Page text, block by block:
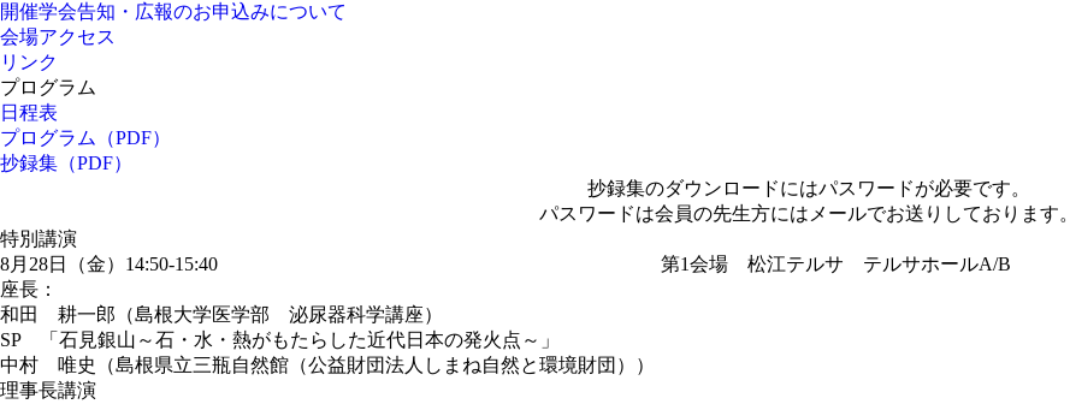
開催学会告知・広報のお申込みについて
会場アクセス
リンク
プログラム
日程表
プログラム（PDF）
抄録集（PDF）
抄録集のダウンロードにはパスワードが必要です。
パスワードは会員の先生方にはメールでお送りしております。
特別講演
8月28日（金）14:50-15:40
第1会場 松江テルサ テルサホールA/B
座長：
和田 耕一郎（島根大学医学部 泌尿器科学講座）
SP 「石見銀山～石・水・熱がもたらした近代日本の発火点～」
中村 唯史（島根県立三瓶自然館（公益財団法人しまね自然と環境財団））
理事長講演